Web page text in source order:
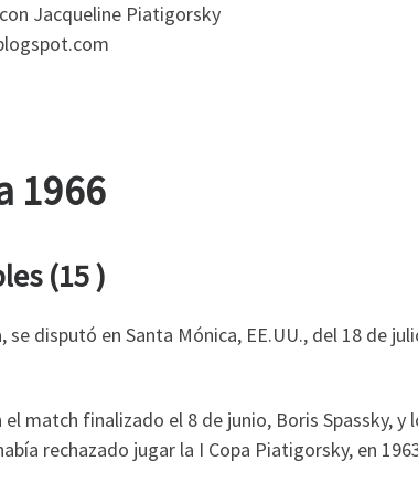
Jacqueline Piatigorsky
1966
(15 )
disputó en Santa Mónica, EE.UU., del 18 de
match finalizado el 8 de junio, Boris Spassky, y
rechazado jugar la I Copa Piatigorsky, en